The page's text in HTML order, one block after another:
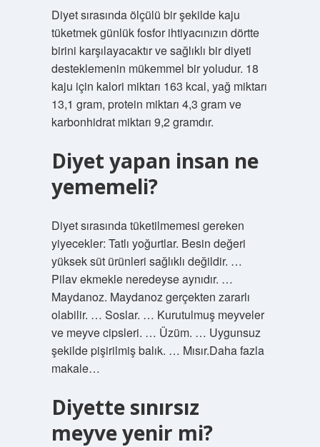
Diyet sırasında ölçülü bir şekilde kaju
tüketmek günlük fosfor ihtiyacınızın dörtte
birini karşılayacaktır ve sağlıklı bir diyeti
desteklemenin mükemmel bir yoludur. 18
kaju için kalori miktarı 163 kcal, yağ miktarı
13,1 gram, protein miktarı 4,3 gram ve
karbonhidrat miktarı 9,2 gramdır.
Diyet yapan insan ne
yememeli?
Diyet sırasında tüketilmemesi gereken
yiyecekler: Tatlı yoğurtlar. Besin değeri
yüksek süt ürünleri sağlıklı değildir. …
Pilav ekmekle neredeyse aynıdır. …
Maydanoz. Maydanoz gerçekten zararlı
olabilir. … Soslar. … Kurutulmuş meyveler
ve meyve cipsleri. … Üzüm. … Uygunsuz
şekilde pişirilmiş balık. … Mısır.Daha fazla
makale…
Diyette sınırsız
meyve yenir mi?